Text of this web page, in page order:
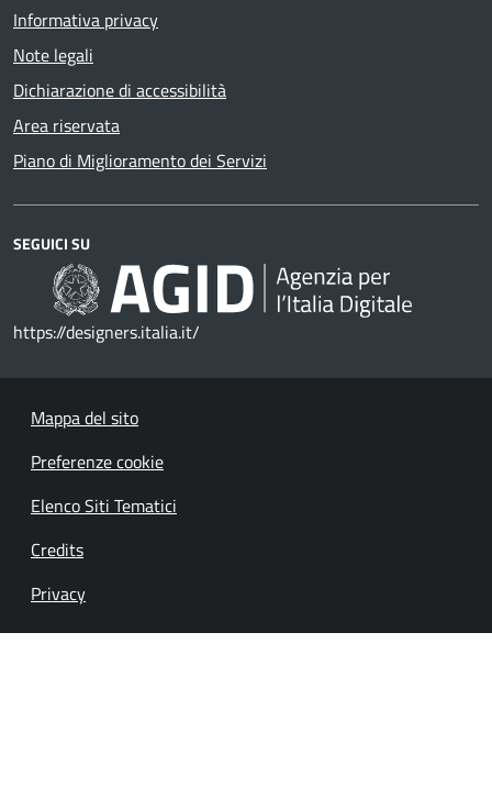
Informativa privacy
Note legali
Dichiarazione di accessibilità
Area riservata
Piano di Miglioramento dei Servizi
SEGUICI SU
https://designers.italia.it/
Mappa del sito
Preferenze cookie
Elenco Siti Tematici
Credits
Privacy